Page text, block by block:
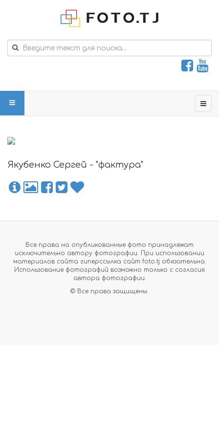
Якубенко Сергей - "фактура"
Все права на опубликованные фото принадлежат
исключительно автору фотографии. При использовании
материалов сайта гиперссылка сайт foto.tj обязательна.
Использование фотографий возможно только с согласия
автора фотографии.
© Все права защищены.